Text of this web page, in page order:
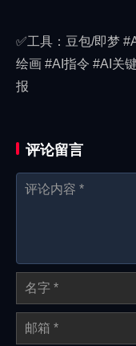
✅工具：豆包/即梦
绘画 #AI指令 #AI关
报
评论留言